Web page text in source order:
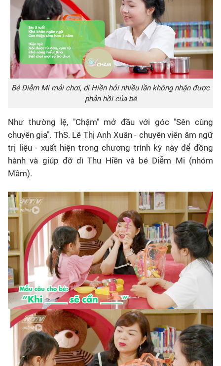
Bé Diễm Mi mải chơi, dì Hiền hỏi nhiều lần không nhận được
phản hồi của bé
Như thường lệ, "Chậm" mở đầu với góc "Sên cùng
chuyên gia". ThS. Lê Thị Anh Xuân - chuyên viên âm ngữ
trị liệu - xuất hiện trong chương trình kỳ này để đồng
hành và giúp đỡ dì Thu Hiền và bé Diễm Mi (nhóm
Mầm).